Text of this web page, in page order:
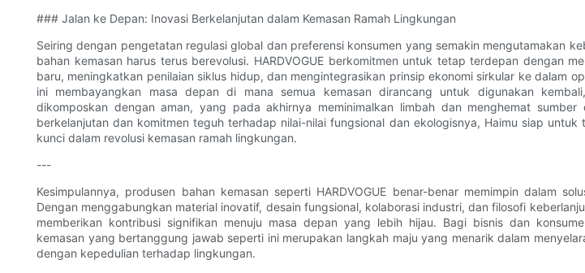
### Jalan ke Depan: Inovasi Berkelanjutan dalam Kemasan Ramah Lingkungan
Seiring dengan pengetatan regulasi global dan preferensi konsumen yang semakin mengutamakan
bahan kemasan harus terus berevolusi. HARDVOGUE berkomitmen untuk tetap terdepan dengan
baru, meningkatkan penilaian siklus hidup, dan mengintegrasikan prinsip ekonomi sirkular ke dalam
ini membayangkan masa depan di mana semua kemasan dirancang untuk digunakan
dikomposkan dengan aman, yang pada akhirnya meminimalkan limbah dan menghemat sumber
berkelanjutan dan komitmen teguh terhadap nilai-nilai fungsional dan ekologisnya, Haimu siap untuk
kunci dalam revolusi kemasan ramah lingkungan.
---
Kesimpulannya, produsen bahan kemasan seperti HARDVOGUE benar-benar memimpin dalam
Dengan menggabungkan material inovatif, desain fungsional, kolaborasi industri, dan filosofi
memberikan kontribusi signifikan menuju masa depan yang lebih hijau. Bagi bisnis dan
kemasan yang bertanggung jawab seperti ini merupakan langkah maju yang menarik dalam
dengan kepedulian terhadap lingkungan.